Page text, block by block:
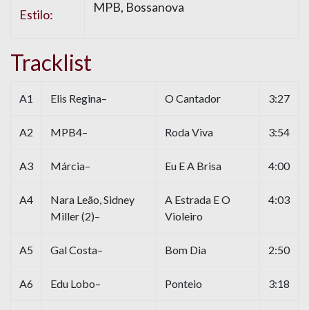
Estilo: MPB, Bossanova
Tracklist
A1 Elis Regina– O Cantador 3:27
A2 MPB4– Roda Viva 3:54
A3 Márcia– Eu E A Brisa 4:00
A4
Nara Leão, Sidney
Miller (2)–
A Estrada E O
Violeiro
4:03
A5 Gal Costa– Bom Dia 2:50
A6 Edu Lobo– Ponteio 3:18